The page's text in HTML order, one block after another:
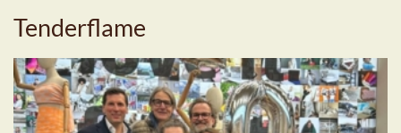
Tenderflame